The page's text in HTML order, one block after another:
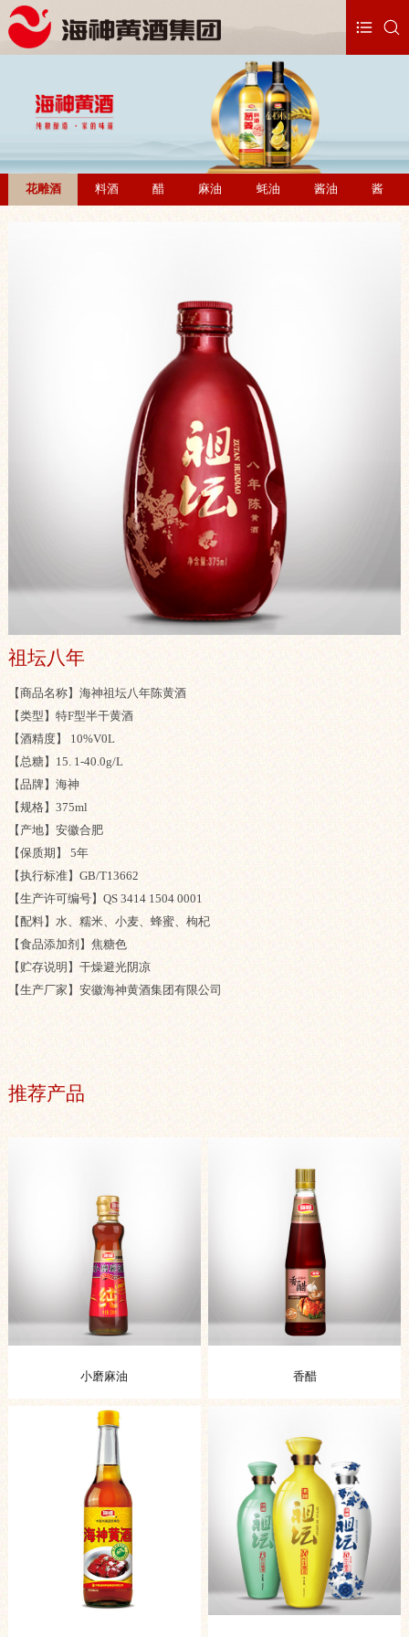
花雕酒 料酒 醋 麻油 蚝油 酱油 酱
祖坛八年
【商品名称】海神祖坛八年陈黄酒
【类型】特F型半干黄酒
【酒精度】 10%V0L
【总糖】15. 1-40.0g/L
【品牌】海神
【规格】375ml
【产地】安徽合肥
【保质期】 5年
【执行标准】GB/T13662
【生产许可编号】QS 3414 1504 0001
【配料】水、糯米、小麦、蜂蜜、枸杞
【食品添加剂】焦糖色
【贮存说明】干燥避光阴凉
【生产厂家】安徽海神黄酒集团有限公司
推荐产品
小磨麻油 香醋